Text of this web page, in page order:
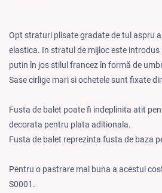
Opt straturi plisate gradate de tul aspru
elastica. In stratul de mijloc este
putin în jos stilul francez în formă de
Sase cirlige mari si ochetele sunt fixate
Fusta de balet poate fi indeplinita atit
decorata pentru plata aditionala.
Fusta de balet reprezinta fusta de baza
Pentru o pastrare mai buna a acestui
S0001.